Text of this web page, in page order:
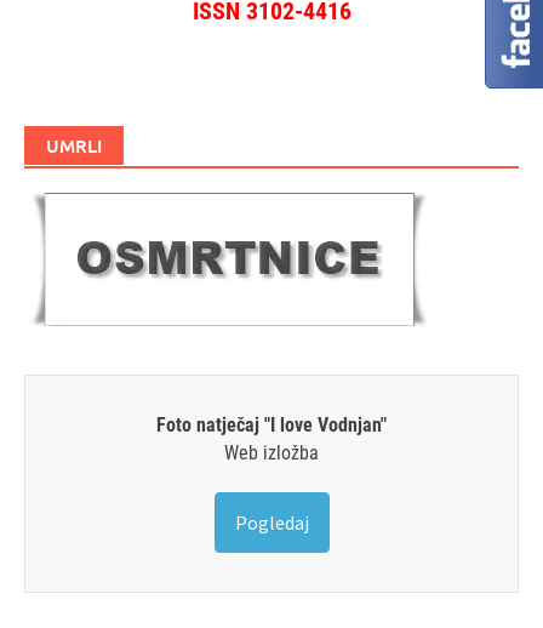
ISSN 3102-4416
UMRLI
Foto natječaj "I love Vodnjan"
Web izložba
Pogledaj